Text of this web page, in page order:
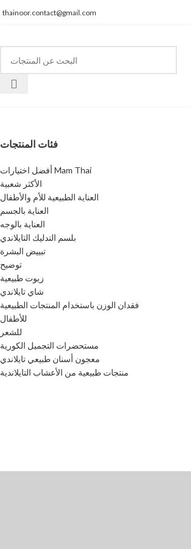
thainoor.contact@gmail.com
فئات المنتجات
أفضل اختيارات Mam Thai
الأكثر شعبية
العناية الطبيعية للأم والأطفال
العناية بالجسم
العناية بالوجه
بلسم التدليك التايلاندي
تبييض البشرة
توضيح
زيوت طبيعية
شاي تايلاندي
فقدان الوزن باستخدام المنتجات الطبيعية
للأطفال
للشعر
مستحضرات التجميل الكورية
معجون أسنان طبيعي تايلاندي
منتجات طبيعية من الأعشاب التايلاندية